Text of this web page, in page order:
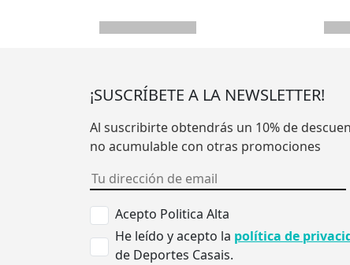
¡SUSCRÍBETE A LA NEWSLETTER!
Al suscribirte obtendrás un 10% de
no acumulable con otras promociones
Acepto Politica Alta
He leído y acepto la política de
de Deportes Casais.